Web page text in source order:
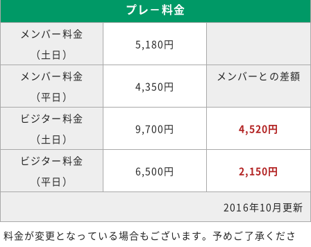
プレ－料金
メンバー料金
（土日）
5,180円
メンバー料金
（平日）
4,350円
メンバーとの差額
ビジター料金
（土日）
9,700円 4,520円
ビジター料金
（平日）
6,500円 2,150円
2016年10月更新
料金が変更となっている場合もございます。予めご了承くださ